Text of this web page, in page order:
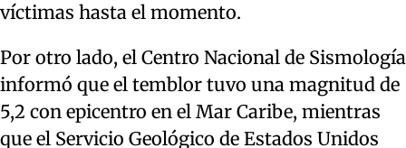
víctimas hasta el momento.
Por otro lado, el Centro Nacional de Sismología
informó que el temblor tuvo una magnitud de
5,2 con epicentro en el Mar Caribe, mientras
que el Servicio Geológico de Estados Unidos